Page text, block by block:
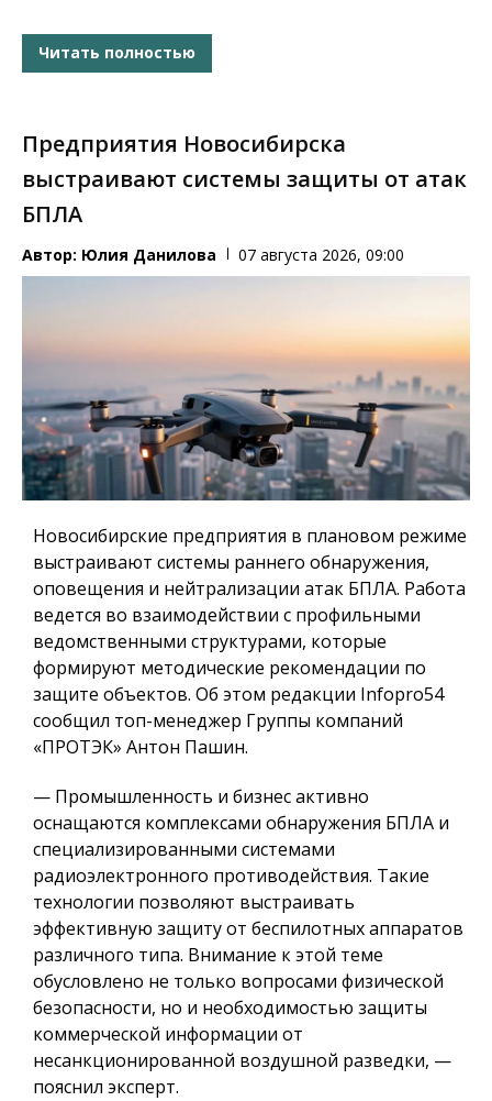
Читать полностью
Предприятия Новосибирска
выстраивают системы защиты от атак
БПЛА
Автор: Юлия Данилова 07 августа 2026, 09:00
Новосибирские предприятия в плановом режиме
выстраивают системы раннего обнаружения,
оповещения и нейтрализации атак БПЛА. Работа
ведется во взаимодействии с профильными
ведомственными структурами, которые
формируют методические рекомендации по
защите объектов. Об этом редакции Infopro54
сообщил топ-менеджер Группы компаний
«ПРОТЭК» Антон Пашин.
— Промышленность и бизнес активно
оснащаются комплексами обнаружения БПЛА и
специализированными системами
радиоэлектронного противодействия. Такие
технологии позволяют выстраивать
эффективную защиту от беспилотных аппаратов
различного типа. Внимание к этой теме
обусловлено не только вопросами физической
безопасности, но и необходимостью защиты
коммерческой информации от
несанкционированной воздушной разведки, —
пояснил эксперт.